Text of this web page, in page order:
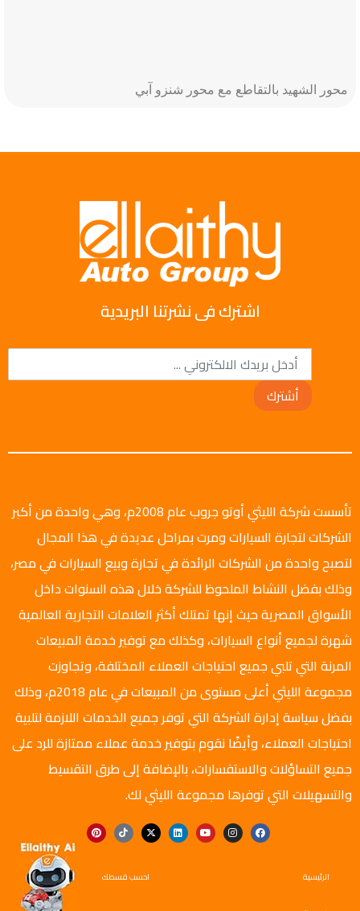
محور الشهيد بالتقاطع مع محور شنزو آبي
اشترك فى نشرتنا البريدية
أشترك
تأسست شركة الليثي أوتو جروب عام 2008م، وهي واحدة من أكبر
الشركات لتجارة السيارات ومرت بمراحل عديدة في هذا المجال
لتصبح واحدة من الشركات الرائدة في تجارة وبيع السيارات في مصر،
وذلك بفضل النشاط الملحوظ للشركة خلال هذه السنوات داخل
الأسواق المصرية حيث إنها تمتلك أكثر العلامات التجارية العالمية
شهرة لجميع أنواع السيارات، وكذلك مع توفير خدمة المبيعات
المرنة التي تلبي جميع احتياجات العملاء المختلفة، وتجاوزت
مجموعة الليثي أعلى مستوى من المبيعات في عام 2018م، وذلك
بفضل سياسة إدارة الشركة التي توفر جميع الخدمات اللازمة لتلبية
احتياجات العملاء، وأيضًا نقوم بتوفير خدمة عملاء ممتازة للرد على
جميع التساؤلات والاستفسارات، بالإضافة إلى طرق التقسيط
والتسهيلات التي توفرها مجموعة الليثي لك.
الرئيسية احسب قسطك